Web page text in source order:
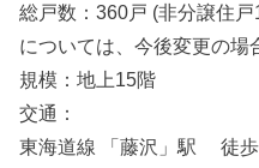
総戸数：360戸 (非分譲住
については、今後変更の場
規模：地上15階
交通：
東海道線 「藤沢」駅 徒